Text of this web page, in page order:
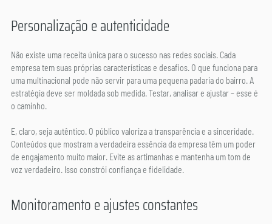
Personalização e autenticidade
Não existe uma receita única para o sucesso nas redes sociais. Cada
empresa tem suas próprias características e desafios. O que funciona para
uma multinacional pode não servir para uma pequena padaria do bairro. A
estratégia deve ser moldada sob medida. Testar, analisar e ajustar – esse é
o caminho.
E, claro, seja autêntico. O público valoriza a transparência e a sinceridade.
Conteúdos que mostram a verdadeira essência da empresa têm um poder
de engajamento muito maior. Evite as artimanhas e mantenha um tom de
voz verdadeiro. Isso constrói confiança e fidelidade.
Monitoramento e ajustes constantes